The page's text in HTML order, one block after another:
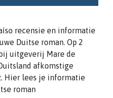
recensie en informatie
Duitse roman. Op 2
uitgeverij Mare de
afkomstige
Hier lees je informatie
roman